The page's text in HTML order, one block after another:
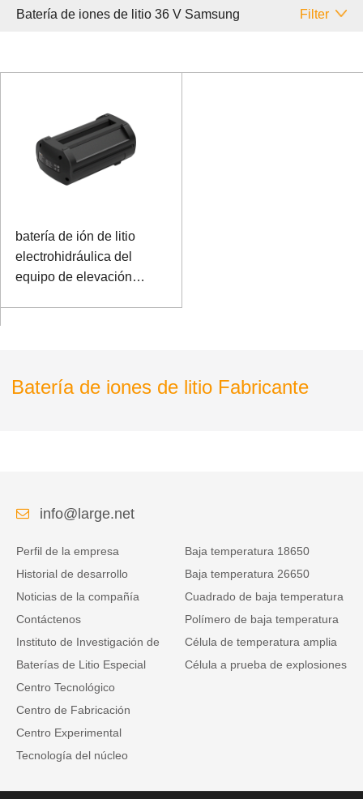
Batería de iones de litio 36 V Samsung Filter
batería de ión de litio
electrohidráulica del
equipo de elevación
Batería de iones de litio Fabricante
info@large.net
Perfil de la empresa
Historial de desarrollo
Noticias de la compañía
Contáctenos
Instituto de Investigación de
Baterías de Litio Especial
Centro Tecnológico
Centro de Fabricación
Centro Experimental
Tecnología del núcleo
Baja temperatura 18650
Baja temperatura 26650
Cuadrado de baja temperatura
Polímero de baja temperatura
Célula de temperatura amplia
Célula a prueba de explosiones